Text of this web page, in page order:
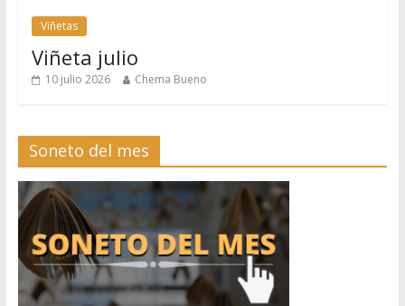
Viñetas
Viñeta julio
10 julio 2026 Chema Bueno
Soneto del mes